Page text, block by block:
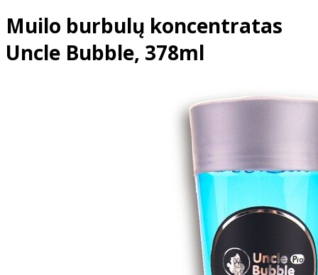
Muilo burbulų koncentratas
Uncle Bubble, 378ml